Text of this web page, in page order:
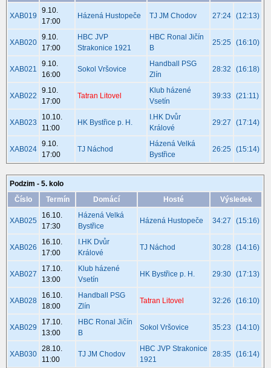
XAB019
9.10.
17:00
Házená Hustopeče TJ JM Chodov 27:24 (12:13)
XAB020
9.10.
17:00
HBC JVP
Strakonice 1921
HBC Ronal Jičín
B
25:25 (16:10)
XAB021
9.10.
16:00
Sokol Vršovice
Handball PSG
Zlín
28:32 (16:18)
XAB022
9.10.
17:00
Tatran Litovel
Klub házené
Vsetín
39:33 (21:11)
XAB023
10.10.
11:00
HK Bystřice p. H.
I.HK Dvůr
Králové
29:27 (17:14)
XAB024
9.10.
17:00
TJ Náchod
Házená Velká
Bystřice
26:25 (15:14)
Podzim - 5. kolo
Číslo
Termín Domácí Hosté Výsledek
XAB025
16.10.
17:30
Házená Velká
Bystřice
Házená Hustopeče 34:27 (15:16)
XAB026
16.10.
17:00
I.HK Dvůr
Králové
TJ Náchod 30:28 (14:16)
XAB027
17.10.
13:00
Klub házené
Vsetín
HK Bystřice p. H. 29:30 (17:13)
XAB028
16.10.
18:00
Handball PSG
Zlín
Tatran Litovel 32:26 (16:10)
XAB029
17.10.
13:00
HBC Ronal Jičín
B
Sokol Vršovice 35:23 (14:10)
XAB030
28.10.
11:00
TJ JM Chodov
HBC JVP Strakonice
1921
28:35 (16:14)